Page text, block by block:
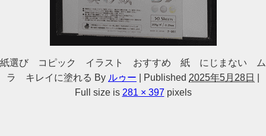
紙選び コピック イラスト おすすめ 紙 にじまない ム
ラ キレイに塗れる By ルゥー Published 2025年5月28日
Full size is 281 × 397 pixels